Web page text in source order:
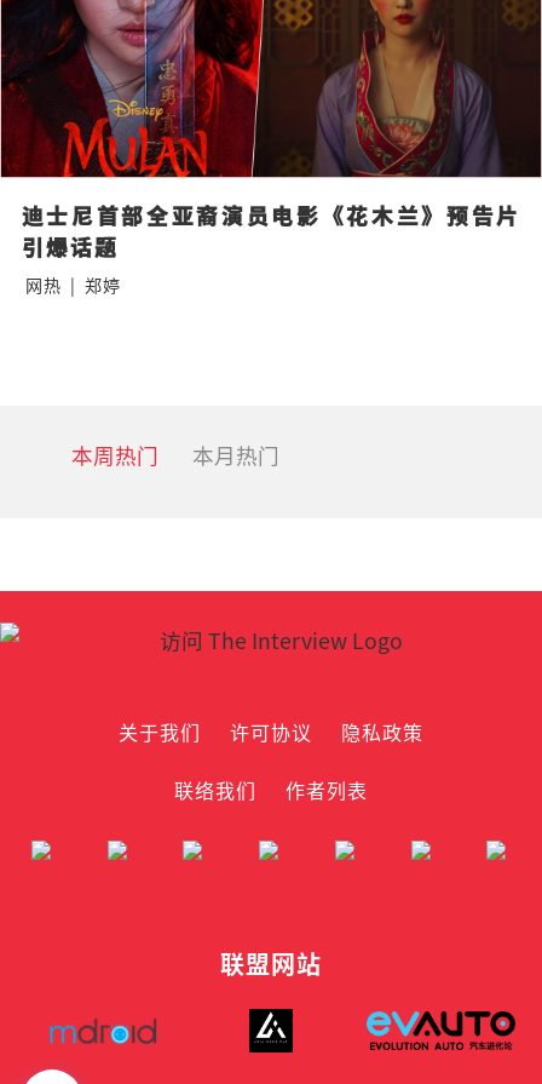
迪士尼首部全亚裔演员电影《花木兰》预告片
引爆话题
网热 | 郑婷
本周热门 本月热门
关于我们 许可协议
隐私政策
联络我们
作者列表
联盟网站